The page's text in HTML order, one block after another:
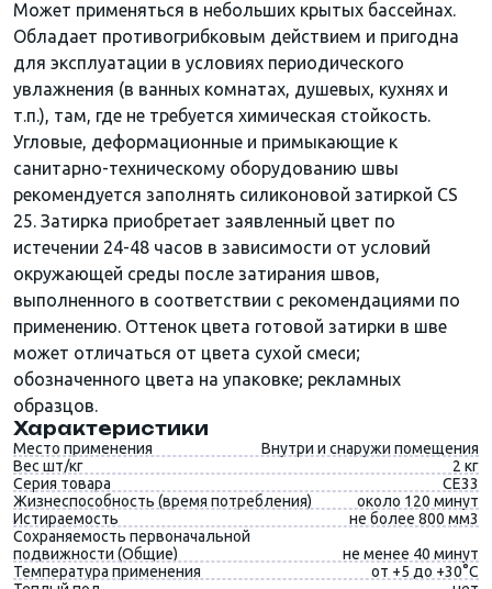
Может применяться в небольших крытых бассейнах.
Обладает противогрибковым действием и пригодна
для эксплуатации в условиях периодического
увлажнения (в ванных комнатах, душевых, кухнях и
т.п.), там, где не требуется химическая стойкость.
Угловые, деформационные и примыкающие к
санитарно-техническому оборудованию швы
рекомендуется заполнять силиконовой затиркой CS
25. Затирка приобретает заявленный цвет по
истечении 24-48 часов в зависимости от условий
окружающей среды после затирания швов,
выполненного в соответствии с рекомендациями по
применению. Оттенок цвета готовой затирки в шве
может отличаться от цвета сухой смеси;
обозначенного цвета на упаковке; рекламных
образцов.
Характеристики
Место применения
Внутри и снаружи помещения
Вес шт/кг
2 кг
Серия товара
CE33
Жизнеспособность (время потребления)
около 120 минут
Истираемость
не более 800 мм3
Сохраняемость первоначальной
подвижности (Общие)
не менее 40 минут
Температура применения
от +5 до +30°C